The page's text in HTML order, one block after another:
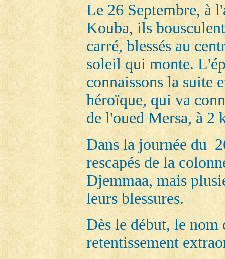
Le 26 Septembre, à
Kouba, ils
carré, blessés au
soleil qui monte.
connaissons la suite
héroïque, qui va
de l'oued Mersa, à 2
Dans la journée du
rescapés de la
Djemmaa, mais
leurs blessures.
Dès le début, le
retentissement